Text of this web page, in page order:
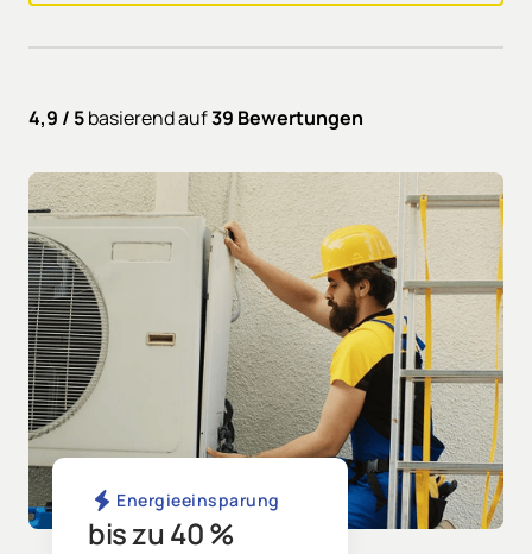
4,9 / 5 basierend auf 39 Bewertungen
Energieeinsparung
bis zu 40 %